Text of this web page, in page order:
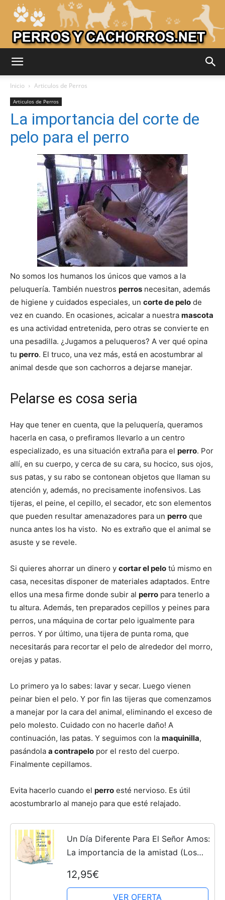
Perros
Razas
de
Perros
–
Cachorros
Inicio Articulos de Perros
Articulos de Perros
La importancia del corte de
pelo para el perro
No somos los humanos los únicos que vamos a la
peluquería. También nuestros perros necesitan, además
de higiene y cuidados especiales, un corte de pelo de
vez en cuando. En ocasiones, acicalar a nuestra mascota
es una actividad entretenida, pero otras se convierte en
una pesadilla. ¿Jugamos a peluqueros? A ver qué opina
tu perro. El truco, una vez más, está en acostumbrar al
animal desde que son cachorros a dejarse manejar.
Pelarse es cosa seria
Hay que tener en cuenta, que la peluquería, queramos
hacerla en casa, o prefiramos llevarlo a un centro
especializado, es una situación extraña para el perro. Por
allí, en su cuerpo, y cerca de su cara, su hocico, sus ojos,
sus patas, y su rabo se contonean objetos que llaman su
atención y, además, no precisamente inofensivos. Las
tijeras, el peine, el cepillo, el secador, etc son elementos
que pueden resultar amenazadores para un perro que
nunca antes los ha visto. No es extraño que el animal se
asuste y se revele.
Si quieres ahorrar un dinero y cortar el pelo tú mismo en
casa, necesitas disponer de materiales adaptados. Entre
ellos una mesa firme donde subir al perro para tenerlo a
tu altura. Además, ten preparados cepillos y peines para
perros, una máquina de cortar pelo igualmente para
perros. Y por último, una tijera de punta roma, que
necesitarás para recortar el pelo de alrededor del morro,
orejas y patas.
Lo primero ya lo sabes: lavar y secar. Luego vienen
peinar bien el pelo. Y por fin las tijeras que comenzamos
a manejar por la cara del animal, eliminando el exceso de
pelo molesto. Cuidado con no hacerle daño! A
continuación, las patas. Y seguimos con la maquinilla,
pasándola a contrapelo por el resto del cuerpo.
Finalmente cepillamos.
Evita hacerlo cuando el perro esté nervioso. Es útil
acostumbrarlo al manejo para que esté relajado.
Un Día Diferente Para El Señor Amos:
La importancia de la amistad (Los
12,95€
VER OFERTA